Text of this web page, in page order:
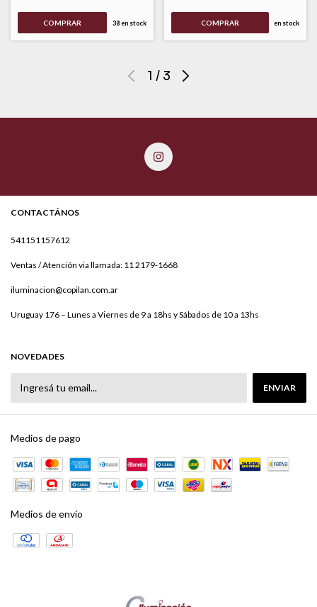
COMPRAR 38en stock en stock
1 / 3
CONTACTÁNOS
541151157612
Ventas / Atención via llamada: 11 2179-1668
iluminacion@copilan.com.ar
Uruguay 176 – Lunes a Viernes de 9 a 18hs y Sábados de 10 a 13hs
NOVEDADES
Medios de pago
Medios de envío